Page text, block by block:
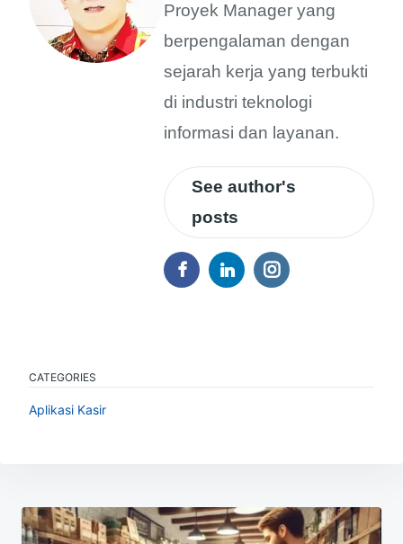
Proyek Manager yang
berpengalaman dengan
sejarah kerja yang terbukti
di industri teknologi
informasi dan layanan.
See author's
posts
CATEGORIES
Aplikasi Kasir
pos